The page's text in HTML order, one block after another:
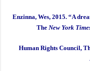
Enzinna, Wes, 2015. “A
The New York
Human Rights Council,